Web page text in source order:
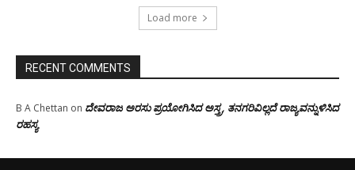
Load more
RECENT COMMENTS
B A Chettan on ದೇವರಾಜ ಅರಸು ಪ್ರಯೋಗಿಸಿದ ಅಸ್ತ್ರ, ತನಗರಿವಿಲ್ಲದೆ ರಾಜ್ಯವನ್ನುಳಿಸಿದ
ರಹಸ್ಯ